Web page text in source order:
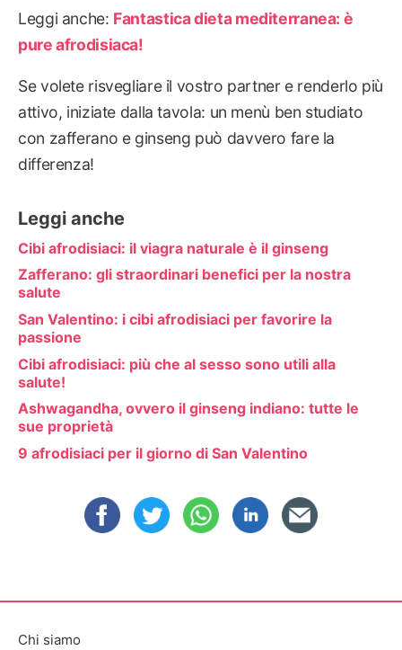
Leggi anche: Fantastica dieta mediterranea: è
pure afrodisiaca!
Se volete risvegliare il vostro partner e renderlo più
attivo, iniziate dalla tavola: un menù ben studiato
con zafferano e ginseng può davvero fare la
differenza!
Leggi anche
Cibi afrodisiaci: il viagra naturale è il ginseng
Zafferano: gli straordinari benefici per la nostra
salute
San Valentino: i cibi afrodisiaci per favorire la
passione
Cibi afrodisiaci: più che al sesso sono utili alla
salute!
Ashwagandha, ovvero il ginseng indiano: tutte le
sue proprietà
9 afrodisiaci per il giorno di San Valentino
Chi siamo